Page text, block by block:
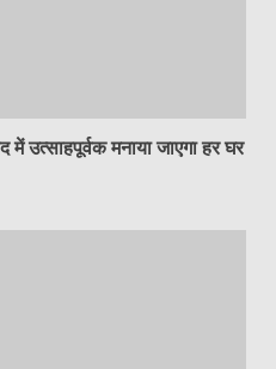
मनाया जाएगा हर घर